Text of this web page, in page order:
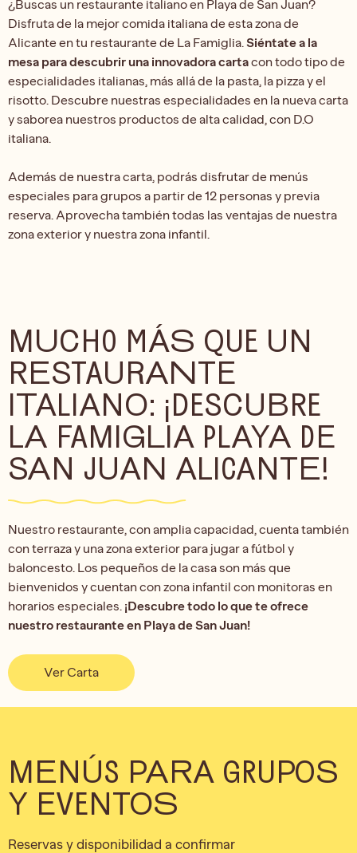
¿Buscas un restaurante italiano en Playa de San Juan?
Disfruta de la mejor comida italiana de esta zona de
Alicante en tu restaurante de La Famiglia. Siéntate a la
mesa para descubrir una innovadora cartacon todo tipo de
especialidades italianas, más allá de la pasta, la pizza y el
risotto. Descubre nuestras especialidades en la nueva carta
y saborea nuestros productos de alta calidad, con D.O
italiana.
Además de nuestra carta, podrás disfrutar de menús
especiales para grupos a partir de 12 personas y previa
reserva. Aprovecha también todas las ventajas de nuestra
zona exterior y nuestra zona infantil.
MUCHO MÁS QUE UN
RESTAURANTE
ITALIANO: ¡DESCUBRE
LA FAMIGLIA PLAYA DE
SAN JUAN ALICANTE!
Nuestro restaurante, con amplia capacidad, cuenta también
con terraza y una zona exterior para jugar a fútbol y
baloncesto. Los pequeños de la casa son más que
bienvenidos y cuentan con zona infantil con monitoras en
horarios especiales. ¡Descubre todo lo que te ofrece
nuestro restaurante en Playa de San Juan!
Ver Carta
MENÚS PARA GRUPOS
Y EVENTOS
Reservas y disponibilidad a confirmar